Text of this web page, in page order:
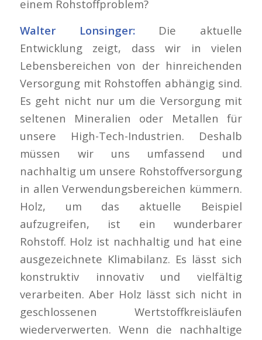
einem Rohstoffproblem?
Walter Lonsinger:Die aktuelle
Entwicklung zeigt, dass wir in vielen
Lebensbereichen von der hinreichenden
Versorgung mit Rohstoffen abhängig sind.
Es geht nicht nur um die Versorgung mit
seltenen Mineralien oder Metallen für
unsere High-Tech-Industrien. Deshalb
müssen wir uns umfassend und
nachhaltig um unsere Rohstoffversorgung
in allen Verwendungsbereichen kümmern.
Holz, um das aktuelle Beispiel
aufzugreifen, ist ein wunderbarer
Rohstoff. Holz ist nachhaltig und hat eine
ausgezeichnete Klimabilanz. Es lässt sich
konstruktiv innovativ und vielfältig
verarbeiten. Aber Holz lässt sich nicht in
geschlossenen Wertstoffkreisläufen
wiederverwerten. Wenn die nachhaltige